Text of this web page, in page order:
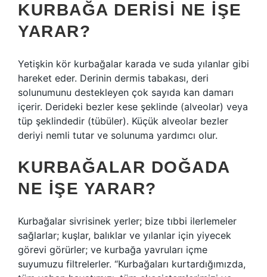
KURBAĞA DERISI NE IŞE
YARAR?
Yetişkin kör kurbağalar karada ve suda yılanlar gibi
hareket eder. Derinin dermis tabakası, deri
solunumunu destekleyen çok sayıda kan damarı
içerir. Derideki bezler kese şeklinde (alveolar) veya
tüp şeklindedir (tübüler). Küçük alveolar bezler
deriyi nemli tutar ve solunuma yardımcı olur.
KURBAĞALAR DOĞADA
NE IŞE YARAR?
Kurbağalar sivrisinek yerler; bize tıbbi ilerlemeler
sağlarlar; kuşlar, balıklar ve yılanlar için yiyecek
görevi görürler; ve kurbağa yavruları içme
suyumuzu filtrelerler. “Kurbağaları kurtardığımızda,